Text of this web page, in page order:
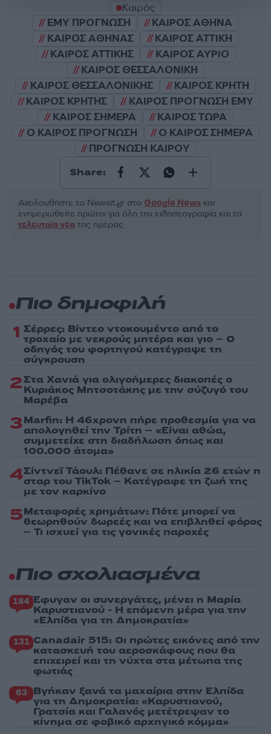
Καιρός
ΕΜΥ ΠΡΟΓΝΩΣΗ
ΚΑΙΡΟΣ ΑΘΗΝΑ
ΚΑΙΡΟΣ ΑΘΗΝΑΣ
ΚΑΙΡΟΣ ΑΤΤΙΚΗ
ΚΑΙΡΟΣ ΑΤΤΙΚΗΣ
ΚΑΙΡΟΣ ΑΥΡΙΟ
ΚΑΙΡΟΣ ΘΕΣΣΑΛΟΝΙΚΗ
ΚΑΙΡΟΣ ΘΕΣΣΑΛΟΝΙΚΗΣ
ΚΑΙΡΟΣ ΚΡΗΤΗ
ΚΑΙΡΟΣ ΚΡΗΤΗΣ
ΚΑΙΡΟΣ ΠΡΟΓΝΩΣΗ ΕΜΥ
ΚΑΙΡΟΣ ΣΗΜΕΡΑ
ΚΑΙΡΟΣ ΤΩΡΑ
Ο ΚΑΙΡΟΣ ΠΡΟΓΝΩΣΗ
Ο ΚΑΙΡΟΣ ΣΗΜΕΡΑ
ΠΡΟΓΝΩΣΗ ΚΑΙΡΟΥ
Share:
Ακολουθήστε το Νewsit.gr στο Google News και
ενημερωθείτε πρώτοι για όλη την ειδησεογραφία και τα
τελευταία νέα της ημέρας
Πιο δημοφιλή
1 Σέρρες: Βίντεο ντοκουμέντο από το
τροχαίο με νεκρούς μητέρα και γιο – Ο
οδηγός του φορτηγού κατέγραψε τη
σύγκρουση
2Στα Χανιά για ολιγοήμερες διακοπές ο
Κυριάκος Μητσοτάκης με την σύζυγό του
Μαρέβα
3Marfin: Η 46χρονη πήρε προθεσμία για να
απολογηθεί την Τρίτη – «Είναι αθώα,
συμμετείχε στη διαδήλωση όπως και
100.000 άτομα»
4Σίντνεϊ Τάουλ: Πέθανε σε ηλικία 26 ετών η
σταρ του TikTok – Kατέγραφε τη ζωή της
με τον καρκίνο
5Μεταφορές χρημάτων: Πότε μπορεί να
θεωρηθούν δωρεές και να επιβληθεί φόρος
– Τι ισχυεί για τις γονικές παροχές
Πιο σχολιασμένα
184 Έφυγαν οι συνεργάτες, μένει η Μαρία
Καρυστιανού - Η επόμενη μέρα για την
«Ελπίδα για τη Δημοκρατία»
131 Canadair 515: Οι πρώτες εικόνες από την
κατασκευή του αεροσκάφους που θα
επιχειρεί και τη νύχτα στα μέτωπα της
φωτιάς
63 Βγήκαν ξανά τα μαχαίρια στην Ελπίδα
για τη Δημοκρατία: «Καρυστιανού,
Γρατσία και Γαλανός μετέτρεψαν το
κίνημα σε φοβικό αρχηγικό κόμμα»